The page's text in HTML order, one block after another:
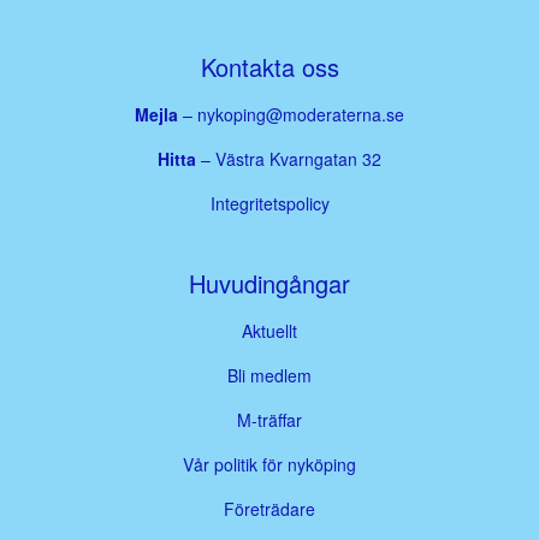
Kontakta oss
Mejla – nykoping@moderaterna.se
Hitta – Västra Kvarngatan 32
Integritetspolicy
Huvudingångar
Aktuellt
Bli medlem
M-träffar
Vår politik för nyköping
Företrädare